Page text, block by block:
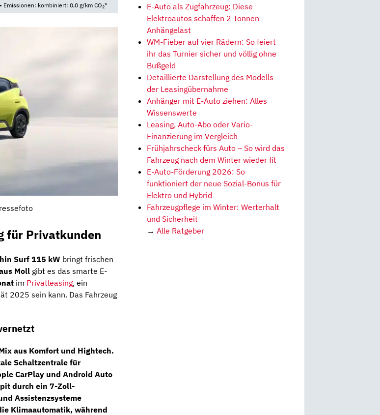
Emissionen: kombiniert: 0,0 g/km CO2*
für Privatkunden
Surf 115 kW bringt frischen
Moll gibt es das smarte E-
im Privatleasing, ein
2025 sein kann. Das Fahrzeug
aus Komfort und Hightech.
Schaltzentrale für
CarPlay und Android Auto
durch ein 7-Zoll-
Assistenzsysteme
Klimaautomatik, während
E-Auto als Zugfahrzeug: Diese
Elektroautos schaffen 2 Tonnen
Anhängelast
WM-Fieber auf vier Rädern: So feiert
ihr das Turnier sicher und völlig ohne
Bußgeld
Detaillierte Darstellung des Modells
der Leasingübernahme
Anhänger mit E-Auto ziehen: Alles
Wissenswerte
Leasing, Auto-Abo oder Vario-
Finanzierung im Vergleich
Frühjahrscheck fürs Auto – So wird das
Fahrzeug nach dem Winter wieder fit
E-Auto-Förderung 2026: So
funktioniert der neue Sozial-Bonus für
Elektro und Hybrid
Fahrzeugpflege im Winter: Werterhalt
und Sicherheit
→ Alle Ratgeber